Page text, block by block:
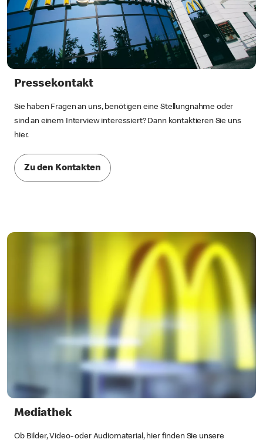
Pressekontakt
Sie haben Fragen an uns, benötigen eine Stellungnahme oder
sind an einem Interview interessiert? Dann kontaktieren Sie uns
hier.
Zu den Kontakten
Mediathek
Ob Bilder, Video- oder Audiomaterial, hier finden Sie unsere